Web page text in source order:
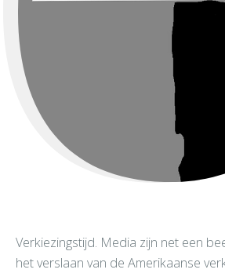
Verkiezingstijd. Media zijn net een
het verslaan van de Amerikaanse